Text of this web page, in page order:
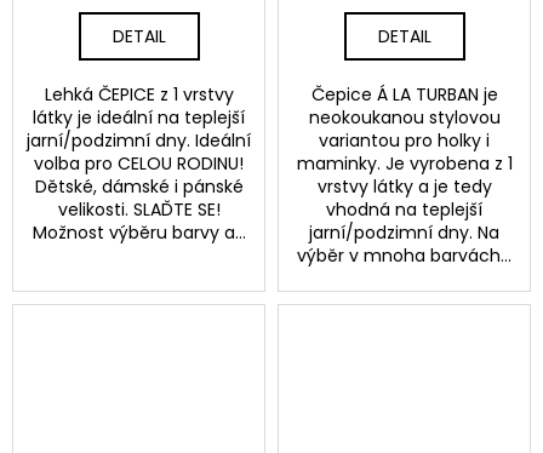
DETAIL
Lehká ČEPICE z 1 vrstvy
látky je ideální na teplejší
jarní/podzimní dny. Ideální
volba pro CELOU RODINU!
Dětské, dámské i pánské
velikosti. SLAĎTE SE!
Možnost výběru barvy a...
DETAIL
Čepice Á LA TURBAN je
neokoukanou stylovou
variantou pro holky i
maminky. Je vyrobena z 1
vrstvy látky a je tedy
vhodná na teplejší
jarní/podzimní dny. Na
výběr v mnoha barvách...